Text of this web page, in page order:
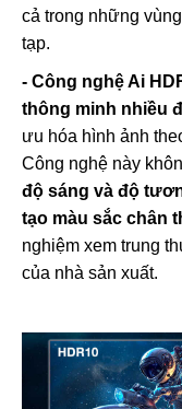
cả trong những
tạp.
- Công nghệ Ai
thông minh nhiều
ưu hóa hình ảnh
Công nghệ này
độ sáng và độ
tạo màu sắc chân
nghiệm xem trung
của nhà sản xuất.